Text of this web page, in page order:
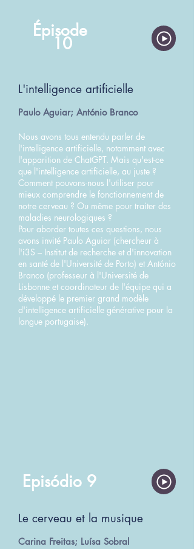
L'intelligence artificielle
Paulo Aguiar; António Branco
Nous avons tous entendu parler de
l'intelligence artificielle, notamment avec
l'apparition de ChatGPT. Mais qu'est-ce
que l'intelligence artificielle, au juste ?
Comment pouvons-nous l'utiliser pour
mieux comprendre le fonctionnement de
notre cerveau ? Ou même pour traiter des
maladies neurologiques ?
Pour aborder toutes ces questions, nous
avons invité Paulo Aguiar (chercheur à
l'i3S – Institut de recherche et d'innovation
en santé de l'Université de Porto) et António
Branco (professeur à l'Université de
Lisbonne et coordinateur de l'équipe qui a
développé le premier grand modèle
d'intelligence artificielle générative pour la
langue portugaise).
Épisode
10
Episódio 9
Le cerveau et la musique
Carina Freitas; Luísa Sobral